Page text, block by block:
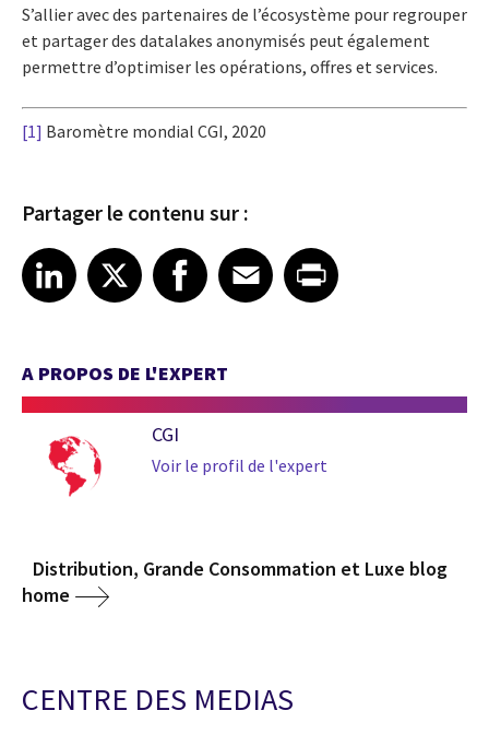
S’allier avec des partenaires de l’écosystème pour regrouper
et partager des datalakes anonymisés peut également
permettre d’optimiser les opérations, offres et services.
[1] Baromètre mondial CGI, 2020
Partager le contenu sur :
Share article on LinkedIn
LinkedIn
Share article on XShare article on Facebook
Facebook
Share article on Email
EmailShare article on Print
A PROPOS DE L'EXPERT
CGI
Voir le profil de l'expert
Distribution, Grande Consommation et Luxe blog
home
CENTRE DES MEDIAS